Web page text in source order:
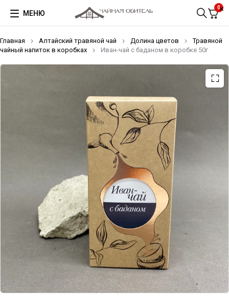
МЕНЮ
0
Главная Алтайский травяной чай Долина цветов
Травяной
чайный напиток в коробках
Иван-чай с баданом в коробке 50г